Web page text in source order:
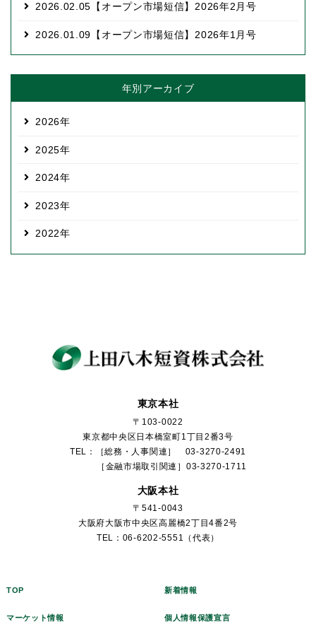
2026.02.05 【オープン市場短信】2026年2月号
2026.01.09 【オープン市場短信】2026年1月号
年別アーカイブ
2026
2025
2024
2023
2022
東京本社
〒103-0022
東京都中央区日本橋室町1丁目2番3号
TEL：［総務・人事関連］ 03-3270-2491
［金融市場取引関連］03-3270-1711
大阪本社
〒541-0043
大阪府大阪市中央区高麗橋2丁目4番2号
TEL：06-6202-5551（代表）
TOP
マーケット情報
新着情報
個人情報保護宣言